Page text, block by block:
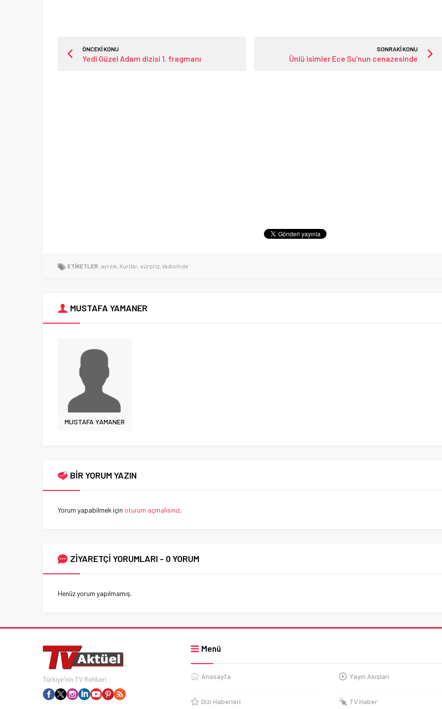
ÖNCEKİ KONU
Yedi Güzel Adam dizisi 1. fragmanı
SONRAKİ KONU
Ünlü isimler Ece Su’nun cenazesinde
ETİKETLER: ayrılık, Kurtlar, sürpriz, Vadisi'nde
MUSTAFA YAMANER
MUSTAFA YAMANER
BİR YORUM YAZIN
Yorum yapabilmek için oturum açmalısınız.
ZİYARETÇİ YORUMLARI - 0 YORUM
Henüz yorum yapılmamış.
Türkiye'nin TV Rehberi
Menü
Anasayfa Yayın Akışları
Dizi Haberleri TV Haber